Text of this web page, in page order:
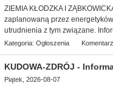
ZIEMIA KŁODZKA I
zaplanowaną przez
utrudnienia z tym związane.
Kategoria: Ogłoszenia
KUDOWA-ZDRÓJ -
Piątek, 2026-08-07